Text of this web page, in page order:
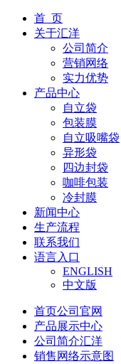
首 页
关于汇洋
公司简介
营销网络
实力优势
产品中心
自立袋
包装膜
自立吸嘴袋
异形袋
四边封袋
咖啡包装
冷封膜
新闻中心
生产流程
联系我们
语言入口
ENGLISH
中文版
首页公司官网
产品展示中心
公司简介汇洋
销售网络示意图